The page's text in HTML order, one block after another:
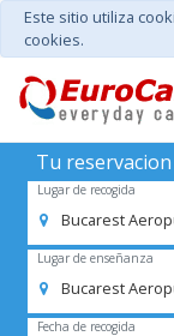
Este sitio utiliza
cookies.
Tu reservacion
Lugar de recogida
Bucarest
Lugar de enseñanza
Bucarest
Fecha de recogida